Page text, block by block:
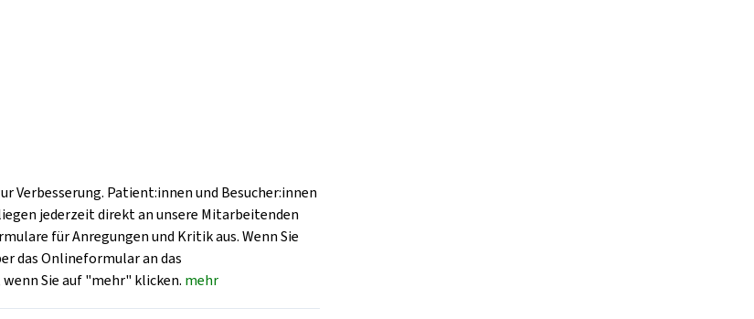
Verbesserung. Patient:innen und Besucher:innen
jederzeit direkt an unsere Mitarbeitenden
für Anregungen und Kritik aus. Wenn Sie
das Onlineformular an das
Sie auf "mehr" klicken. mehr